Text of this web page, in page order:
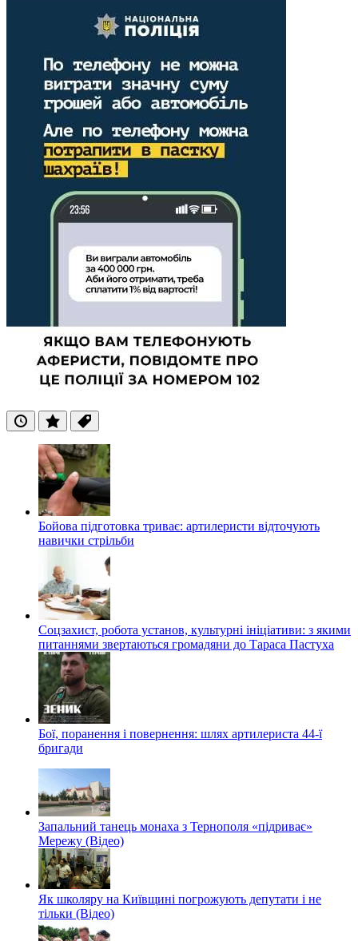
ОстанніПопулярні
Теги
Бойова підготовка триває: артилеристи відточують
навички стрільби
Соцзахист, робота установ, культурні ініціативи: з якими
питаннями звертаються громадяни до Тараса Пастуха
Бої, поранення і повернення: шлях артилериста 44-ї
бригади
Запальний танець монаха з Тернополя «підриває»
Мережу (Відео)
Як школяру на Київщині погрожують депутати і не
тільки (Відео)